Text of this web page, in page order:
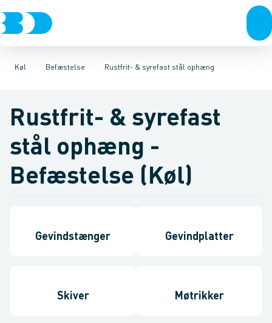
Køl
VVS El-teknikKloak VandforsyningKlimaKølIndustri
Befæstelse
KompressorerKondenseringsaggregaterFordampere
Rustfrit- & syrefast stål ophæng
Elforzinket- & varmgalvaniseret ophængRustfrit- & syrefast
Rustfrit- & syrefast
stål ophæng -
Befæstelse (Køl)
Gevindstænger Gevindplatter
Skiver Møtrikker